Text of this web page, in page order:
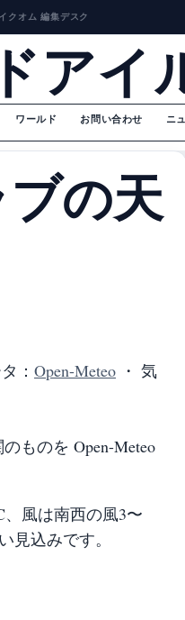
クオム 編集デスク
アイ
ワールド お問い合わせ ニ
の天
： Open-Meteo ・ 気
ものを Open-Meteo
風は南西の風3〜
見込みです。